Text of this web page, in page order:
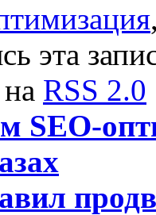
эта
RSS 2.0